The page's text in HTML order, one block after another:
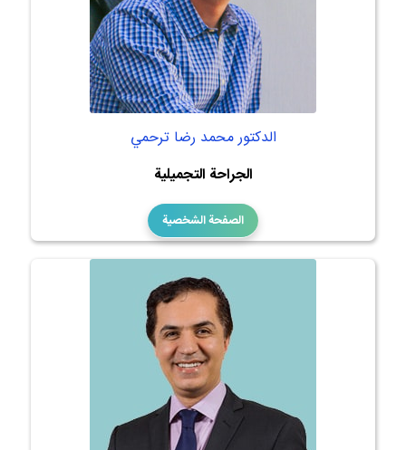
الدكتور محمد رضا ترحمي
الجراحة التجميلية
الصفحة الشخصية